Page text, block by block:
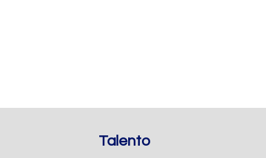
Talento